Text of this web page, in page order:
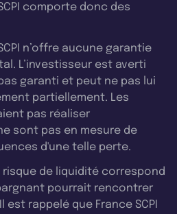
comporte donc des
n’offre aucune garantie
L’investisseur est averti
garanti et peut ne pas lui
partiellement. Les
pas réaliser
sont pas en mesure de
d'une telle perte.
risque de liquidité correspond
pourrait rencontrer
rappelé que France SCPI